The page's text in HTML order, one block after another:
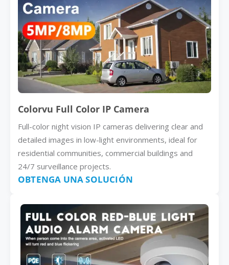
Colorvu Full Color IP Camera
Full-color night vision IP cameras delivering clear and
detailed images in low-light environments, ideal for
residential communities, commercial buildings and
24/7 surveillance projects.
OBTENGA UNA SOLUCIÓN